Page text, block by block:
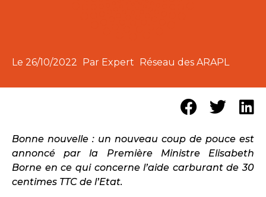
Le 26/10/2022 Par Expert Réseau des ARAPL
Bonne nouvelle : un nouveau coup de pouce est
annoncé par la Première Ministre Elisabeth
Borne en ce qui concerne l’aide carburant de 30
centimes TTC de l’Etat.